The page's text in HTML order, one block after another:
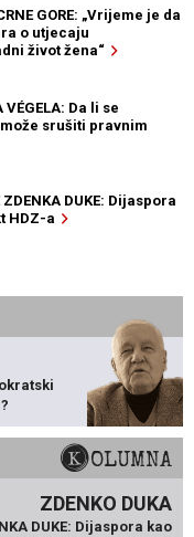
GORE: „Vrijeme je da
o utjecaju
život žena“
VÉGELA: Da li se
srušiti pravnim
ZDENKA DUKE: Dijaspora
HDZ-a
KOLUMNA
ZDENKO DUKA
DUKE: Dijaspora kao